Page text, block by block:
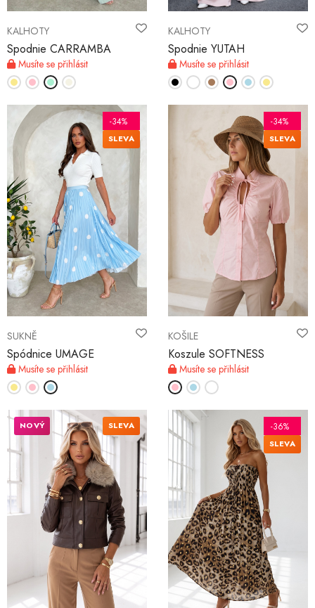
KALHOTY
Spodnie CARRAMBA
Musíte se přihlásit
KALHOTY
Spodnie YUTAH
Musíte se přihlásit
SUKNĚ
Spódnice UMAGE
Musíte se přihlásit
-34%
SLEVA
KOŠILE
Koszule SOFTNESS
Musíte se přihlásit
-34%
SLEVA
NOVÝ SLEVA -36%
SLEVA